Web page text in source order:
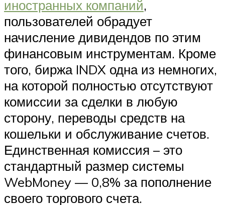
иностранных компаний,
пользователей обрадует
начисление дивидендов по этим
финансовым инструментам. Кроме
того, биржа INDX одна из немногих,
на которой полностью отсутствуют
комиссии за сделки в любую
сторону, переводы средств на
кошельки и обслуживание счетов.
Единственная комиссия – это
стандартный размер системы
WebMoney — 0,8% за пополнение
своего торгового счета.